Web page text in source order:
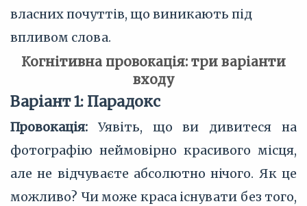
власних почуттів, що виникають під
впливом слова.
Когнітивна провокація: три варіанти
входу
Варіант 1: Парадокс
Провокація: Уявіть, що ви дивитеся на
фотографію неймовірно красивого місця,
але не відчуваєте абсолютно нічого. Як це
можливо? Чи може краса існувати без того,